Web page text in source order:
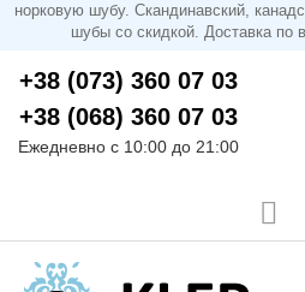
норковую шубу. Скандинавский,
шубы со скидкой. Доставка по
+38 (073) 360 07 03
+38 (068) 360 07 03
Ежедневно с 10:00 до 21:00